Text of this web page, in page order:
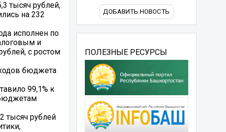
тысяч рублей,
на 232
исполнен по
и
с ростом
бюджета
99,1% к
тысяч рублей
ДОБАВИТЬ НОВОСТЬ
ПОЛЕЗНЫЕ РЕСУРСЫ